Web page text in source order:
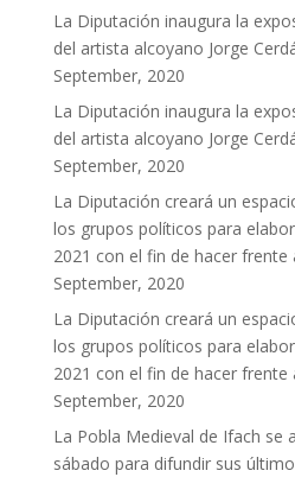
La Diputación inaugura la
del artista alcoyano Jorge
September, 2020
La Diputación inaugura la
del artista alcoyano Jorge
September, 2020
La Diputación creará un
los grupos políticos para
2021 con el fin de hacer frente
September, 2020
La Diputación creará un
los grupos políticos para
2021 con el fin de hacer frente
September, 2020
La Pobla Medieval de Ifach se
sábado para difundir sus